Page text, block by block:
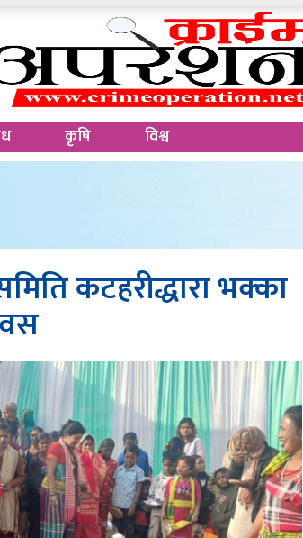
कृषि विश्व
कटहरीद्धारा भक्का